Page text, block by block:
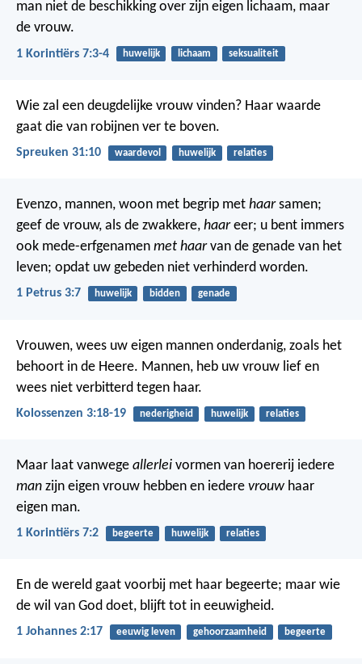
man niet de beschikking over zijn eigen lichaam, maar
de vrouw.
1 Korintiërs 7:3-4 huwelijk lichaam seksualiteit
Wie zal een deugdelijke vrouw vinden? Haar waarde
gaat die van robijnen ver te boven.
Spreuken 31:10 waardevol huwelijk relaties
Evenzo, mannen, woon met begrip met haarsamen;
geef de vrouw, als de zwakkere, haareer; u bent immers
ook mede-erfgenamen met haarvan de genade van het
leven; opdat uw gebeden niet verhinderd worden.
1 Petrus 3:7 huwelijk bidden genade
Vrouwen, wees uw eigen mannen onderdanig, zoals het
behoort in de Heere. Mannen, heb uw vrouw lief en
wees niet verbitterd tegen haar.
Kolossenzen 3:18-19 nederigheid huwelijk relaties
Maar laat vanwege allerlei vormen van hoererij iedere
man zijn eigen vrouw hebben en iedere vrouw haar
eigen man.
1 Korintiërs 7:2 begeerte huwelijk relaties
En de wereld gaat voorbij met haar begeerte; maar wie
de wil van God doet, blijft tot in eeuwigheid.
1 Johannes 2:17 eeuwig leven gehoorzaamheid begeerte